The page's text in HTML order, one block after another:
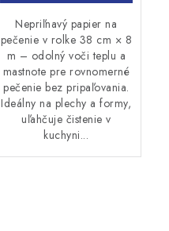
Nepriľnavý papier na
pečenie v rolke 38 cm × 8
m – odolný voči teplu a
mastnote pre rovnomerné
pečenie bez pripaľovania.
Ideálny na plechy a formy,
uľahčuje čistenie v
kuchyni...